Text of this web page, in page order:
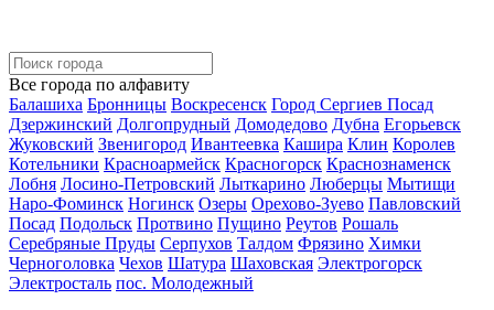
Все города по алфавиту
Балашиха Бронницы Воскресенск Город Сергиев Посад
Дзержинский Долгопрудный Домодедово Дубна Егорьевск
Жуковский Звенигород Ивантеевка Кашира Клин Королев
Котельники Красноармейск Красногорск Краснознаменск
Лобня Лосино-Петровский Лыткарино Люберцы Мытищи
Наро-Фоминск Ногинск Озеры Орехово-Зуево Павловский
Посад Подольск Протвино Пущино Реутов Рошаль
Серебряные Пруды Серпухов Талдом Фрязино Химки
Черноголовка Чехов Шатура Шаховская Электрогорск
Электросталь пос. Молодежный